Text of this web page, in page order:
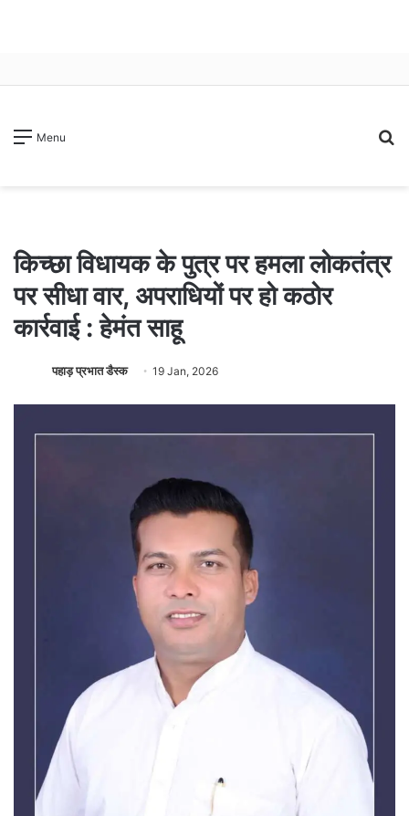
Menu
किच्छा विधायक के पुत्र पर हमला लोकतंत्र
पर सीधा वार, अपराधियों पर हो कठोर
कार्रवाई : हेमंत साहू
पहाड़ प्रभात डैस्क 19 Jan, 2026